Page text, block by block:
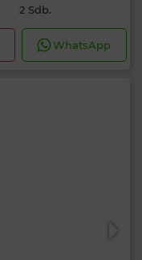
2 Sdb.
WhatsApp